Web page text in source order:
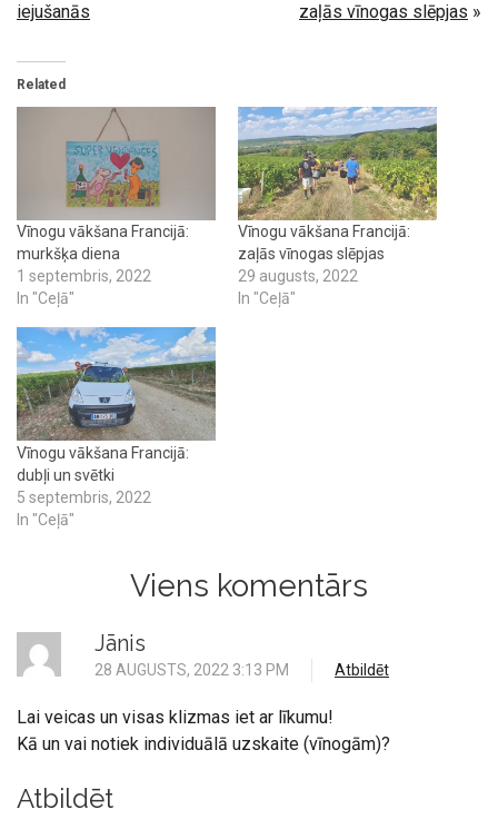
iejušanās
zaļās vīnogas slēpjas »
Related
Vīnogu vākšana Francijā:
murkšķa diena
1 septembris, 2022
In "Ceļā"
Vīnogu vākšana Francijā:
zaļās vīnogas slēpjas
29 augusts, 2022
In "Ceļā"
Vīnogu vākšana Francijā:
dubļi un svētki
5 septembris, 2022
In "Ceļā"
Viens komentārs
Jānis
28 AUGUSTS, 2022 3:13 PM Atbildēt
Lai veicas un visas klizmas iet ar līkumu!
Kā un vai notiek individuālā uzskaite (vīnogām)?
Atbildēt